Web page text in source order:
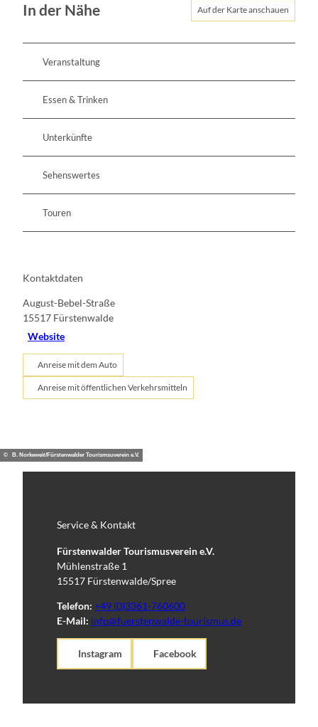
In der Nähe Auf der Karte anschauen
Veranstaltung
Essen & Trinken
Unterkünfte
Sehenswertes
Touren
Kontaktdaten
August-Bebel-Straße
15517 Fürstenwalde
Website
Anreise mit dem Auto
Anreise mit öffentlichen Verkehrsmitteln
© B. Norkeweit/Fürstenwalder Tourismsuverein e.V.
Service & Kontakt
Fürstenwalder Tourismusverein e.V.
Mühlenstraße 1
15517 Fürstenwalde/Spree
Telefon: +49 (0)3361-760600
E-Mail: info@fuerstenwalde-tourismus.de
Instagram Facebook